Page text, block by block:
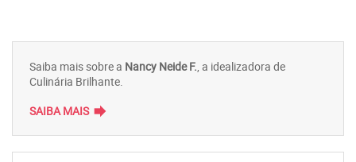
Saiba mais sobre a Nancy Neide F., a idealizadora de
Culinária Brilhante.
SAIBA MAIS forward